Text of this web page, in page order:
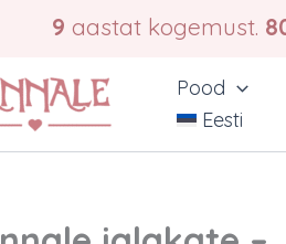
9 aastat kogemust.
Pood
Eesti